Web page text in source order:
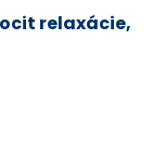
relaxácie,